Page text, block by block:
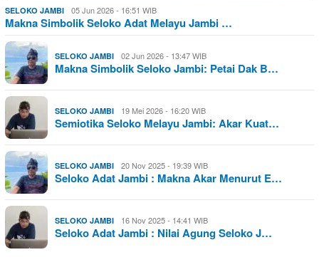
SELOKO JAMBI 05 Jun 2026 - 16:51 WIB
Makna Simbolik Seloko Adat Melayu Jambi …
SELOKO JAMBI 02 Jun 2026 - 13:47 WIB
Makna Simbolik Seloko Jambi: Petai Dak B…
SELOKO JAMBI 19 Mei 2026 - 16:20 WIB
Semiotika Seloko Melayu Jambi: Akar Kuat…
SELOKO JAMBI 20 Nov 2025 - 19:39 WIB
Seloko Adat Jambi : Makna Akar Menurut E…
SELOKO JAMBI 16 Nov 2025 - 14:41 WIB
Seloko Adat Jambi : Nilai Agung Seloko J…